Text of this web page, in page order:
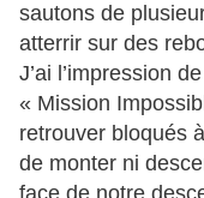
sautons de
atterrir sur des
J’ai l’impression
« Mission
retrouver bloqués
de monter ni